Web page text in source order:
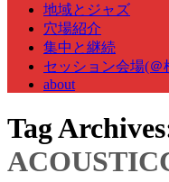
地域とジャズ
穴場紹介
集中と継続
セッション会場(＠
about
Tag